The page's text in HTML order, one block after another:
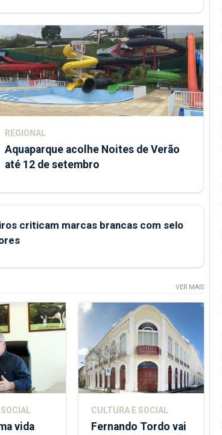
REGIONAL
Aquaparque acolhe Noites de Verão
até 12 de setembro
criticam marcas brancas com selo
VER MAIS
vida
CULTURA E SOCIAL
Fernando Tordo vai